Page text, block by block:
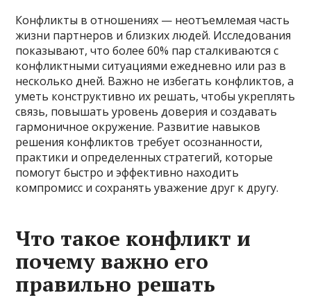
Конфликты в отношениях — неотъемлемая часть
жизни партнеров и близких людей. Исследования
показывают, что более 60% пар сталкиваются с
конфликтными ситуациями ежедневно или раз в
несколько дней. Важно не избегать конфликтов, а
уметь конструктивно их решать, чтобы укреплять
связь, повышать уровень доверия и создавать
гармоничное окружение. Развитие навыков
решения конфликтов требует осознанности,
практики и определенных стратегий, которые
помогут быстро и эффективно находить
компромисс и сохранять уважение друг к другу.
Что такое конфликт и
почему важно его
правильно решать